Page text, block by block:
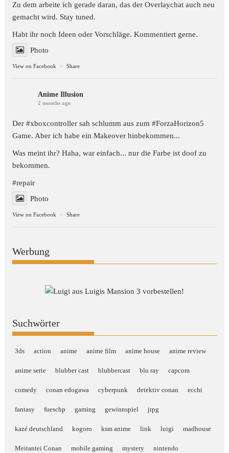
Zu dem arbeite ich gerade daran, das der Overlaychat auch neu
gemacht wird. Stay tuned.
Habt ihr noch Ideen oder Vorschläge. Kommentiert gerne.
Photo
View on Facebook · Share
Anime Illusion
2 months ago
Der #xboxcontroller sah schlumm aus zum#ForzaHorizon5
Game. Aber ich habe ein Makeover hinbekommen...
Was meint ihr? Haha, war einfach... nur die Farbe ist doof zu
bekommen.
#repair
Photo
View on Facebook · Share
Werbung
Suchwörter
3ds action anime anime film anime house anime review
anime serie blubber cast blubbercast blu ray capcom
comedy conan edogawa cyberpunk detektiv conan ecchi
fantasy fueschp gaming gewinnspiel jrpg
kazé deutschland kogoro ksm anime link luigi madhouse
Meitantei Conan mobile gaming mystery nintendo